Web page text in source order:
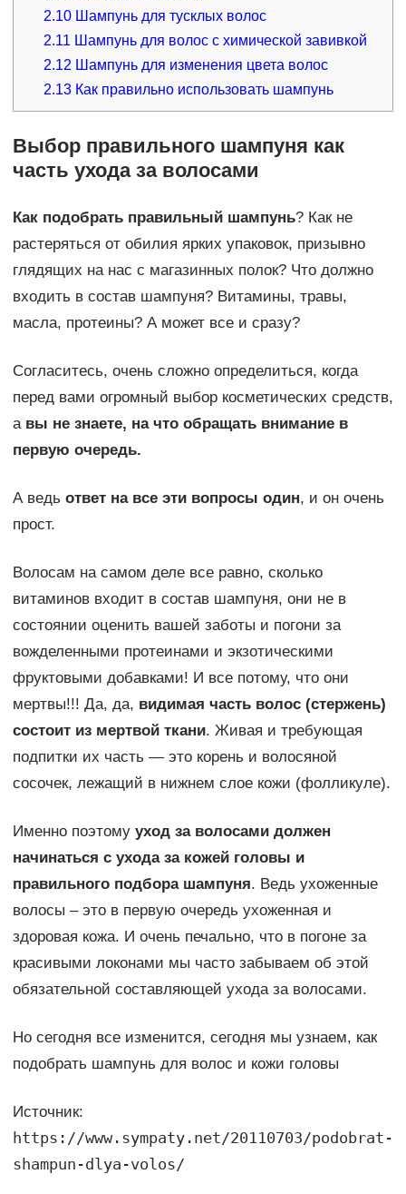
2.10 Шампунь для тусклых волос
2.11 Шампунь для волос с химической завивкой
2.12 Шампунь для изменения цвета волос
2.13 Как правильно использовать шампунь
Выбор правильного шампуня как
часть ухода за волосами
Как подобрать правильный шампунь? Как не
растеряться от обилия ярких упаковок, призывно
глядящих на нас с магазинных полок? Что должно
входить в состав шампуня? Витамины, травы,
масла, протеины? А может все и сразу?
Согласитесь, очень сложно определиться, когда
перед вами огромный выбор косметических средств,
а вы не знаете, на что обращать внимание в
первую очередь.
А ведь ответ на все эти вопросы один, и он очень
прост.
Волосам на самом деле все равно, сколько
витаминов входит в состав шампуня, они не в
состоянии оценить вашей заботы и погони за
вожделенными протеинами и экзотическими
фруктовыми добавками! И все потому, что они
мертвы!!! Да, да, видимая часть волос (стержень)
состоит из мертвой ткани. Живая и требующая
подпитки их часть — это корень и волосяной
сосочек, лежащий в нижнем слое кожи (фолликуле).
Именно поэтому уход за волосами должен
начинаться с ухода за кожей головы и
правильного подбора шампуня. Ведь ухоженные
волосы – это в первую очередь ухоженная и
здоровая кожа. И очень печально, что в погоне за
красивыми локонами мы часто забываем об этой
обязательной составляющей ухода за волосами.
Но сегодня все изменится, сегодня мы узнаем, как
подобрать шампунь для волос и кожи головы
Источник:
https://www.sympaty.net/20110703/podobrat-
shampun-dlya-volos/